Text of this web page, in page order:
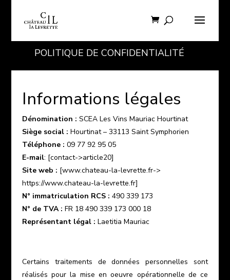
POLITIQUE DE CONFIDENTIALITÉ
Informations légales
Dénomination : SCEA Les Vins Mauriac Hourtinat
Siège social : Hourtinat – 33113 Saint Symphorien
Téléphone : 09 77 92 95 05
E-mail: [contact->article20]
Site web : [www.chateau-la-levrette.fr->
https://www.chateau-la-levrette.fr]
N° immatriculation RCS : 490 339 173
N° de TVA : FR 18 490 339 173 000 18
Représentant légal : Laetitia Mauriac
Certains traitements de données personnelles sont
réalisés pour la mise en oeuvre opérationnelle de ce